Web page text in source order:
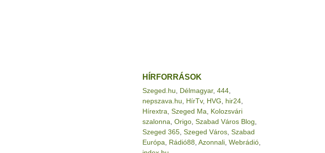
HÍRFORRÁSOK
Szeged.hu Délmagyar, 444
nepszava.hu
HírTv, HVG hir24
Hírextra Szeged Ma
Kolozsvári
szalonna Origo Szabad Város Blog
Szeged 365 Szeged Város Szabad
Európa
Rádió88 Azonnali Webrádió